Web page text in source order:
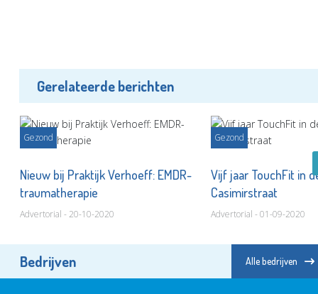
Gerelateerde berichten
Gezond
Nieuw bij Praktijk Verhoeff: EMDR-
traumatherapie
Advertorial - 20-10-2020
Gezond
Vijf jaar TouchFit in
Casimirstraat
Advertorial - 01-09-2020
Bedrijven Alle bedrijven